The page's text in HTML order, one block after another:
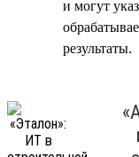
и могут
результаты.